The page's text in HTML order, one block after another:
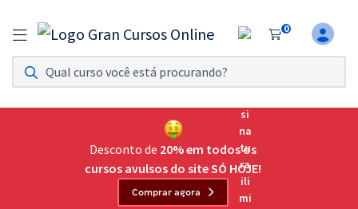
0
Assinatura Ilimitada 11
Acesso a todos os cursos. Teste grátis por 7 dias!
Assinatura OAB Até Passar
Acesso ilimitado a toda preparação para o Exame da
Residências Multiprofissionais
Desconto de 20% em todos os
cursos avulsos do site SÓ HOJE!
Comprar agora